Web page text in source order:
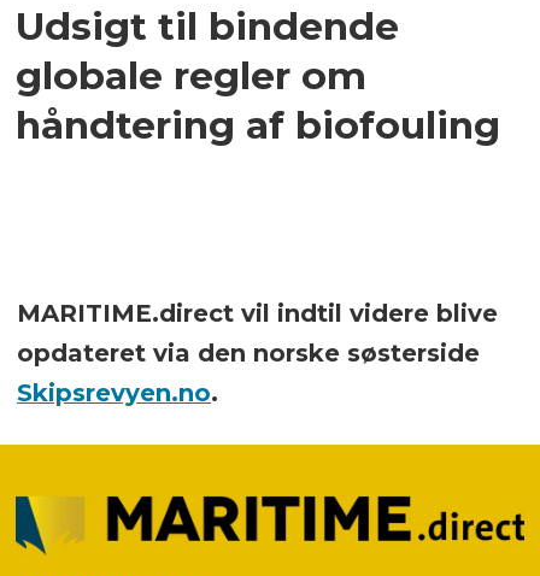
Udsigt til bindende
globale regler om
håndtering af biofouling
MARITIME.direct vil indtil videre blive
opdateret via den norske søsterside
Skipsrevyen.no.